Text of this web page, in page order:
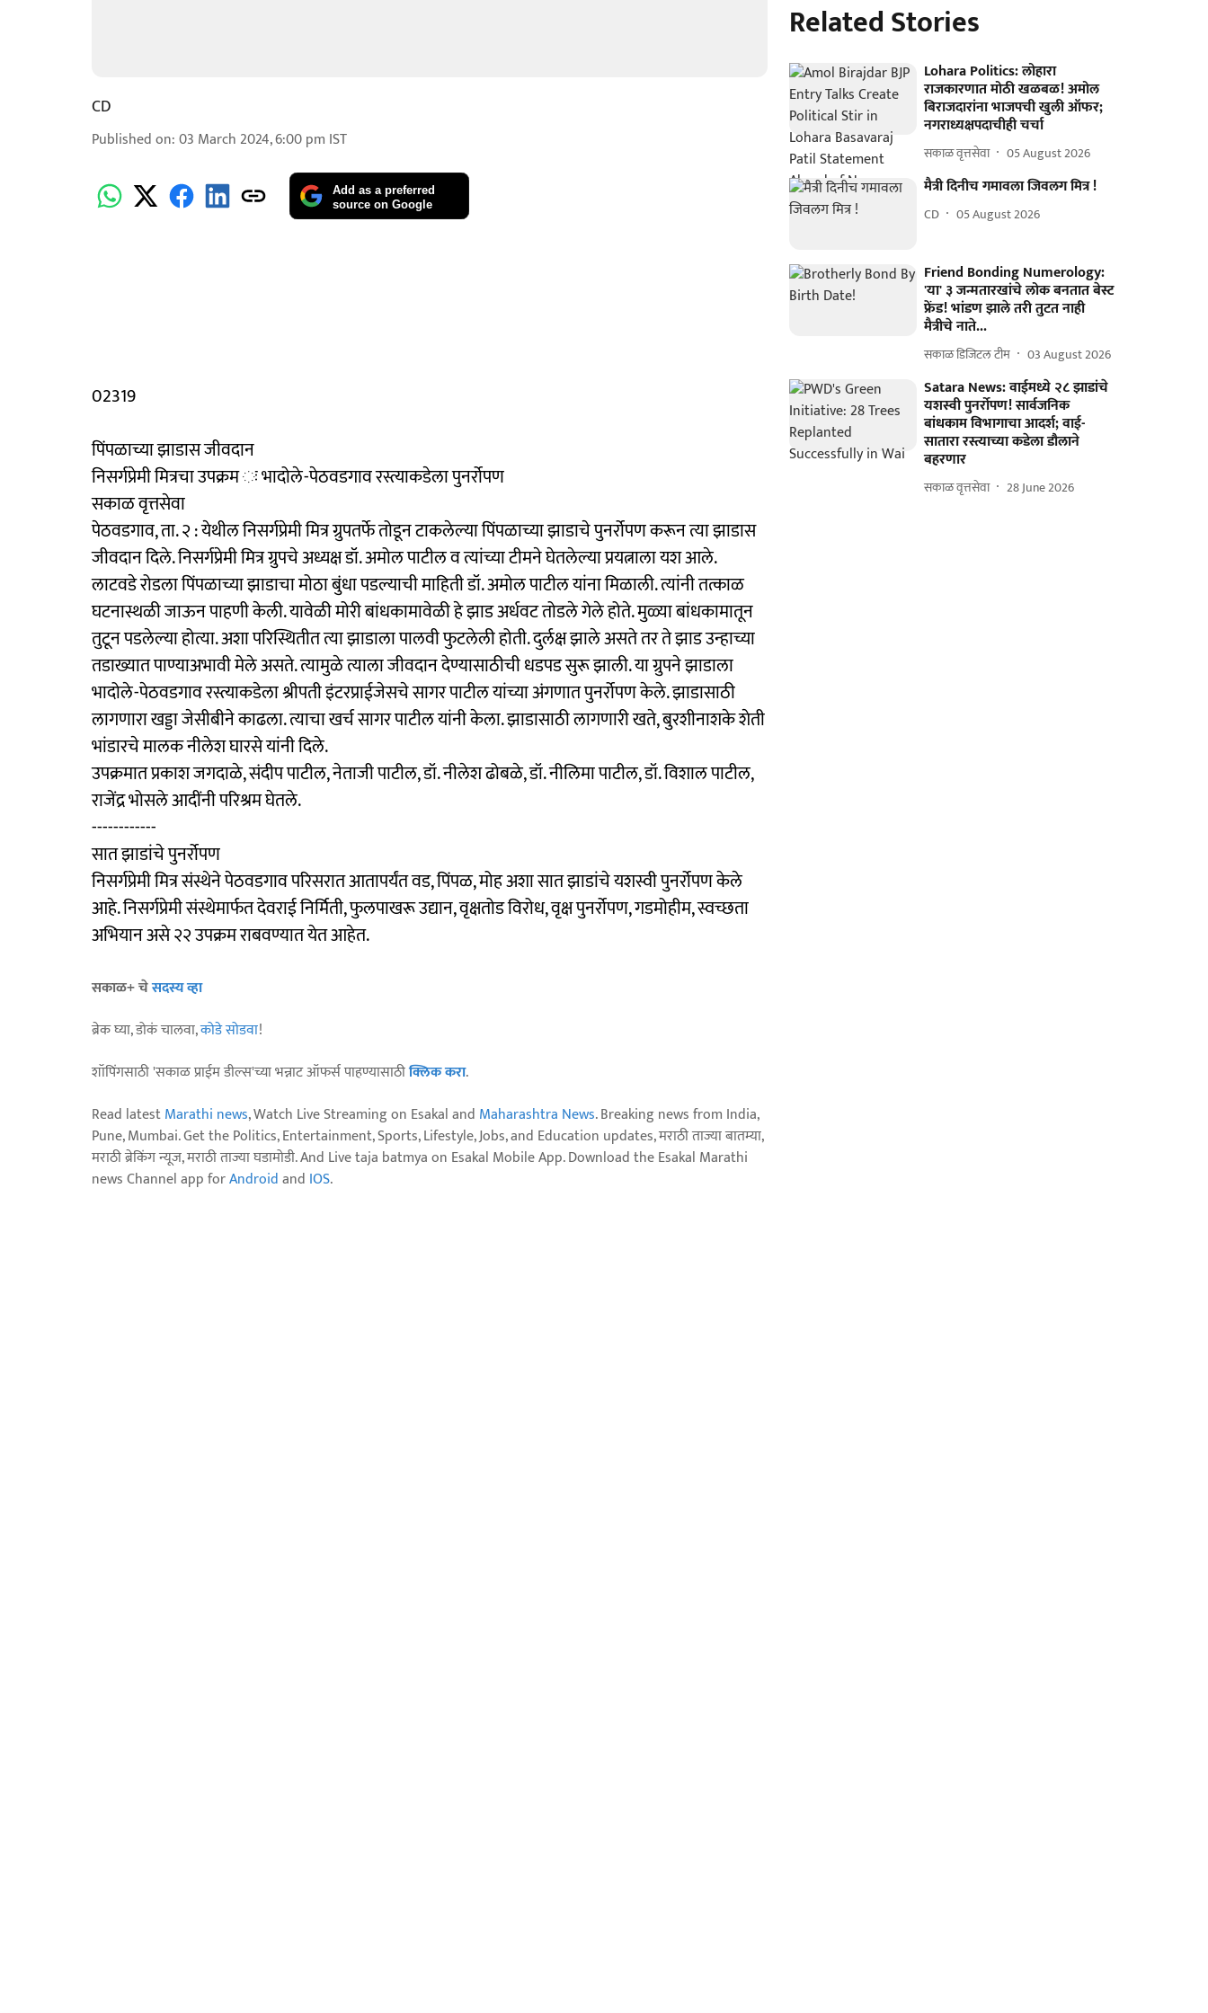
CD
Published on:03 March 2024, 6:00 pm IST
Add as a preferred
source on Google
02319
पिंपळाच्या झाडास जीवदान
निसर्गप्रेमी मित्रचा उपक्रम ः भादोले-पेठवडगाव रस्त्याकडेला पुनर्रोपण
सकाळ वृत्तसेवा
पेठवडगाव, ता. २ : येथील निसर्गप्रेमी मित्र ग्रुपतर्फे तोडून टाकलेल्या पिंपळाच्या झाडाचे पुनर्रोपण करून त्या झाडास
जीवदान दिले. निसर्गप्रेमी मित्र ग्रुपचे अध्यक्ष डॉ. अमोल पाटील व त्यांच्या टीमने घेतलेल्या प्रयत्नाला यश आले.
लाटवडे रोडला पिंपळाच्या झाडाचा मोठा बुंधा पडल्याची माहिती डॉ. अमोल पाटील यांना मिळाली. त्यांनी तत्काळ
घटनास्थळी जाऊन पाहणी केली. यावेळी मोरी बांधकामावेळी हे झाड अर्धवट तोडले गेले होते. मुळ्या बांधकामातून
तुटून पडलेल्या होत्या. अशा परिस्थितीत त्या झाडाला पालवी फुटलेली होती. दुर्लक्ष झाले असते तर ते झाड उन्हाच्या
तडाख्यात पाण्याअभावी मेले असते. त्यामुळे त्याला जीवदान देण्यासाठीची धडपड सुरू झाली. या ग्रुपने झाडाला
भादोले-पेठवडगाव रस्त्याकडेला श्रीपती इंटरप्राईजेसचे सागर पाटील यांच्या अंगणात पुनर्रोपण केले. झाडासाठी
लागणारा खड्डा जेसीबीने काढला. त्याचा खर्च सागर पाटील यांनी केला. झाडासाठी लागणारी खते, बुरशीनाशके शेती
भांडारचे मालक नीलेश घारसे यांनी दिले.
उपक्रमात प्रकाश जगदाळे, संदीप पाटील, नेताजी पाटील, डॉ. नीलेश ढोबळे, डॉ. नीलिमा पाटील, डॉ. विशाल पाटील,
राजेंद्र भोसले आदींनी परिश्रम घेतले.
------------
सात झाडांचे पुनर्रोपण
निसर्गप्रेमी मित्र संस्थेने पेठवडगाव परिसरात आतापर्यंत वड, पिंपळ, मोह अशा सात झाडांचे यशस्वी पुनर्रोपण केले
आहे. निसर्गप्रेमी संस्थेमार्फत देवराई निर्मिती, फुलपाखरू उद्यान, वृक्षतोड विरोध, वृक्ष पुनर्रोपण, गडमोहीम, स्वच्छता
अभियान असे २२ उपक्रम राबवण्यात येत आहेत.
सकाळ+ चेसदस्य व्हा
ब्रेक घ्या, डोकं चालवा,कोडे सोडवा!
शॉपिंगसाठी 'सकाळ प्राईम डील्स'च्या भन्नाट ऑफर्स पाहण्यासाठीक्लिक करा.
Read latestMarathi news, Watch Live Streaming on Esakal and Maharashtra News. Breaking news from India,
Pune, Mumbai. Get the Politics, Entertainment, Sports, Lifestyle, Jobs, and Education updates, मराठी ताज्या बातम्या,
मराठी ब्रेकिंग न्यूज, मराठी ताज्या घडामोडी. And Live taja batmya on Esakal Mobile App. Download the Esakal Marathi
news Channel app forAndroidand IOS.
Related Stories
Lohara Politics: लोहारा
राजकारणात मोठी खळबळ! अमोल
बिराजदारांना भाजपची खुली ऑफर;
नगराध्यक्षपदाचीही चर्चा
सकाळ वृत्तसेवा 05 August 2026
मैत्री दिनीच गमावला जिवलग मित्र !
CD 05 August 2026
Friend Bonding Numerology:
'या' ३ जन्मतारखांचे लोक बनतात बेस्ट
फ्रेंड! भांडण झाले तरी तुटत नाही
मैत्रीचे नाते...
सकाळ डिजिटल टीम 03 August 2026
Satara News: वाईमध्ये २८ झाडांचे
यशस्वी पुनर्रोपण! सार्वजनिक
बांधकाम विभागाचा आदर्श; वाई-
सातारा रस्त्याच्या कडेला डौलाने
बहरणार
सकाळ वृत्तसेवा 28 June 2026